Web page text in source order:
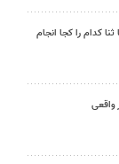
کدام را کجا انجام